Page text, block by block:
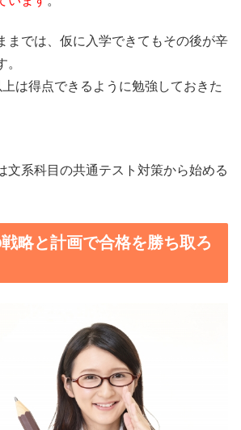
までは、仮に入学できてもその後が辛
は得点できるように勉強しておきた
文系科目の共通テスト対策から始める
略と計画で合格を勝ち取ろ